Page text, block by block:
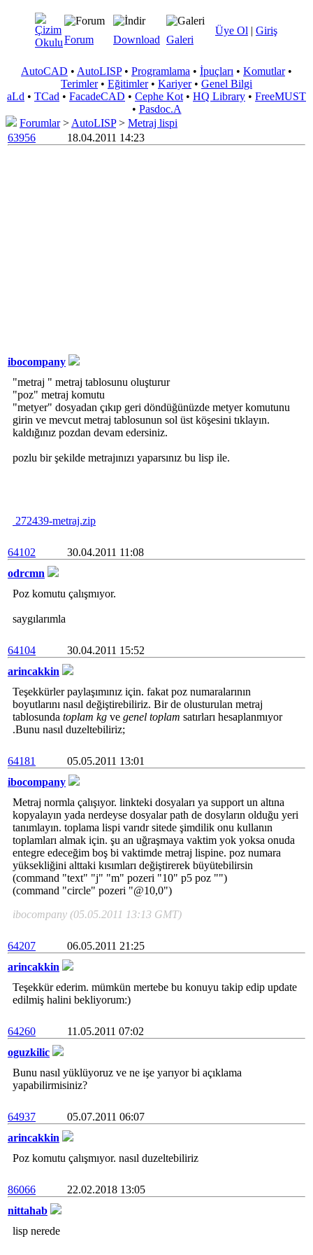
Üye Ol | Giriş
Forum Download Galeri
AutoCAD • AutoLISP• Programlama • İpuçları • Komutlar•
Terimler• Eğitimler• Kariyer• Genel Bilgi
aLd • TCad • FacadeCAD • Cephe Kot • HQ Library • FreeMUST
• Pasdoc.A
Forumlar> AutoLISP> Metraj lispi
63956
18.04.2011 14:23
ibocompany
"metraj " metraj tablosunu oluşturur
"poz" metraj komutu
"metyer" dosyadan çıkıp geri döndüğünüzde metyer komutunu
girin ve mevcut metraj tablosunun sol üst köşesini tıklayın.
kaldığınız pozdan devam edersiniz.
pozlu bir şekilde metrajınızı yaparsınız bu lisp ile.
272439-metraj.zip
64102
30.04.2011 11:08
odrcmn
Poz komutu çalışmıyor.
saygılarımla
64104
30.04.2011 15:52
arincakkin
Teşekkürler paylaşımınız için. fakat poz numaralarının
boyutlarını nasıl değiştirebiliriz. Bir de olusturulan metraj
tablosunda toplam kg ve genel toplam satırları hesaplanmıyor
.Bunu nasıl duzeltebiliriz;
64181
05.05.2011 13:01
ibocompany
Metraj normla çalışıyor. linkteki dosyaları ya support un altına
kopyalayın yada nerdeyse dosyalar path de dosyların olduğu yeri
tanımlayın. toplama lispi varıdr sitede şimdilik onu kullanın
toplamları almak için. şu an uğraşmaya vaktim yok yoksa onuda
entegre edeceğim boş bi vaktimde metraj lispine. poz numara
yüksekliğini alttaki kısımları değiştirerek büyütebilirsin
(command "text" "j" "m" pozeri "10" p5 poz "")
(command "circle" pozeri "@10,0")
ibocompany (05.05.2011 13:13 GMT)
64207
06.05.2011 21:25
arincakkin
Teşekkür ederim. mümkün mertebe bu konuyu takip edip update
edilmiş halini bekliyorum:)
64260
11.05.2011 07:02
oguzkilic
Bunu nasıl yüklüyoruz ve ne işe yarıyor bi açıklama
yapabilirmisiniz?
64937
05.07.2011 06:07
arincakkin
Poz komutu çalışmıyor. nasıl duzeltebiliriz
86066
22.02.2018 13:05
nittahab
lisp nerede